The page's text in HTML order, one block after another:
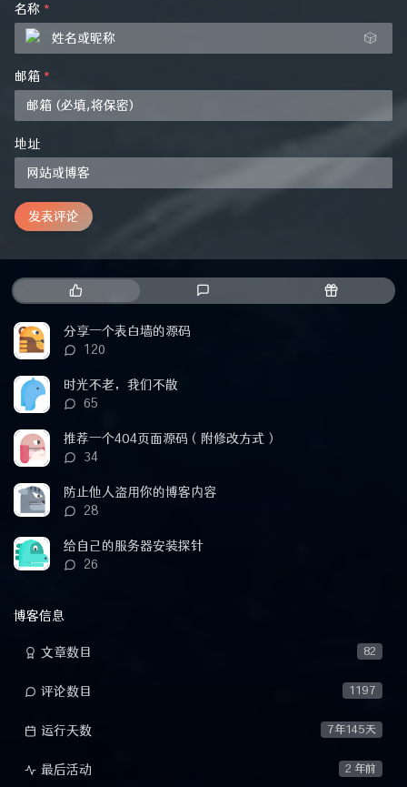
名称 *
🎲
邮箱 *
地址
发表评论
热
门
文
章
新
随
机
分享一个表白墙的源码
评
数：
120
时光不老，我们不散
评
数：
65
推荐一个404页面源码（附修改方式）
评
数：
34
防止他人盗用你的博客内容
评
数：
28
给自己的服务器安装探针
评
26
博客信息
82
文章数目
1197
评论数目
7年145天
运行天数
2 年前
最后活动